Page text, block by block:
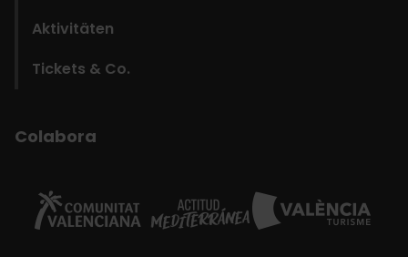
Aktivitäten
Tickets & Co.
Colabora